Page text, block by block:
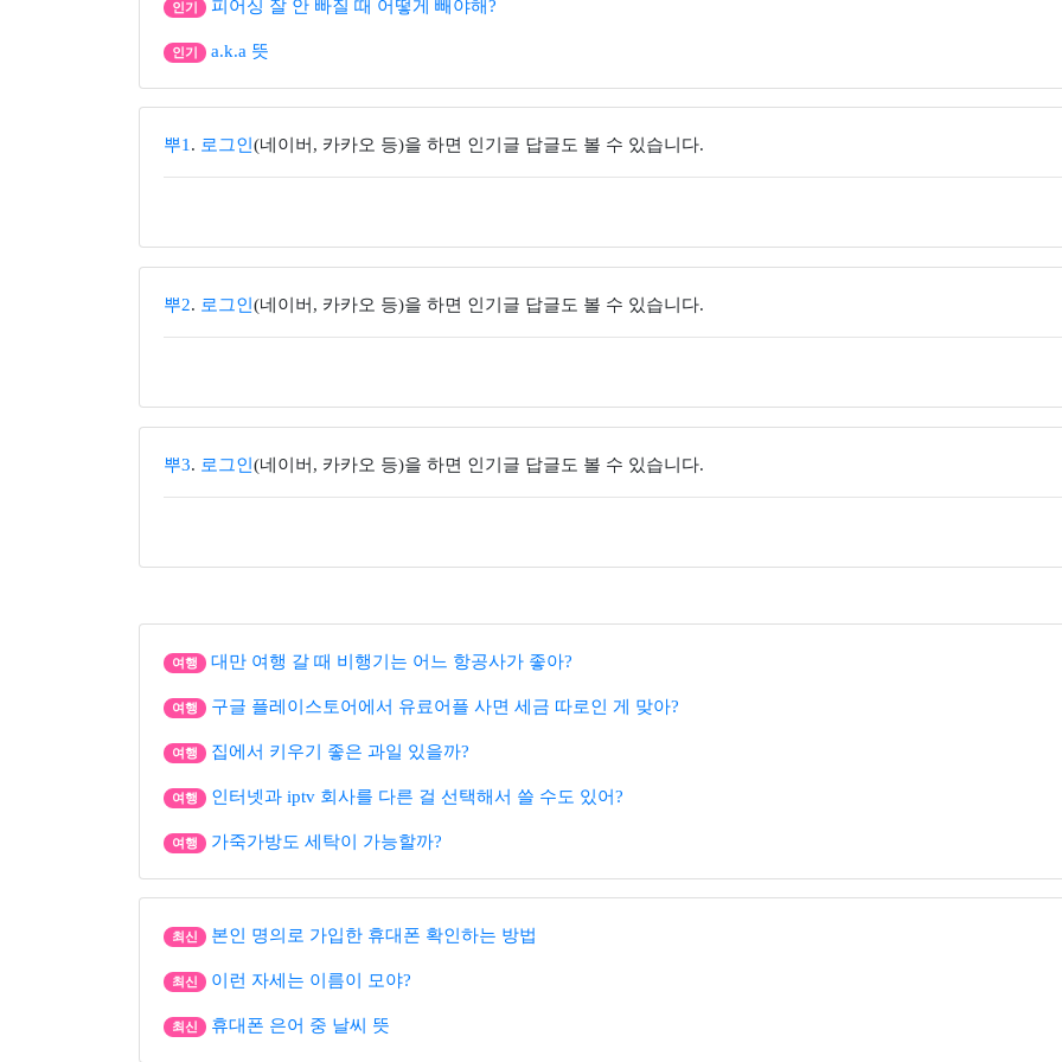
인기 피어싱 잘 안 빠질 때 어떻게 빼야해?
인기 a.k.a 뜻
뿌1 . 로그인 (네이버, 카카오 등)을 하면 인기글 답글도 볼 수 있습니다.
뿌2. 로그인 (네이버, 카카오 등)을 하면 인기글 답글도 볼 수 있습니다.
뿌3. 로그인 (네이버, 카카오 등)을 하면 인기글 답글도 볼 수 있습니다.
여행 대만 여행 갈 때 비행기는 어느 항공사가 좋아?
여행 구글 플레이스토어에서 유료어플 사면 세금 따로인 게 맞아?
여행 집에서 키우기 좋은 과일 있을까?
여행 인터넷과 iptv 회사를 다른 걸 선택해서 쓸 수도 있어?
여행 가죽가방도 세탁이 가능할까?
최신 본인 명의로 가입한 휴대폰 확인하는 방법
최신 이런 자세는 이름이 모야?
최신 휴대폰 은어 중 날씨 뜻